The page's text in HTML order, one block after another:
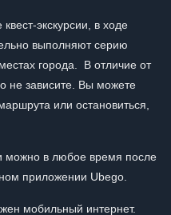
экскурсии, в ходе
выполняют серию
города. В отличие от
не зависите. Вы можете
или остановиться,
можно в любое время после
приложении Ubego.
мобильный интернет.